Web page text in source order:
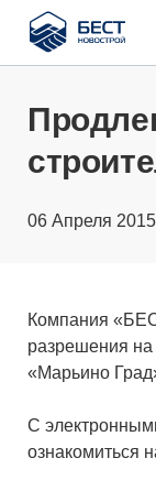
Бест
Новострой
06 Апреля 2015
Компания
разрешения на
«Марьино
С
ознакомиться